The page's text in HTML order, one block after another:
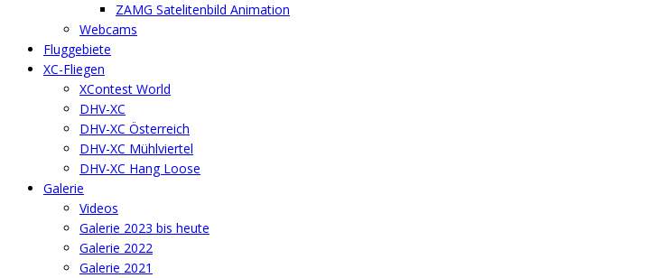
ZAMG Satelitenbild Animation
Webcams
Fluggebiete
XC-Fliegen
XContest World
DHV-XC
DHV-XC Österreich
DHV-XC Mühlviertel
DHV-XC Hang Loose
Galerie
Videos
Galerie 2023 bis heute
Galerie 2022
Galerie 2021